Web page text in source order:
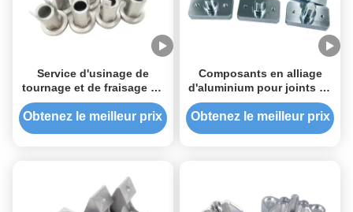
Service d'usinage de
tournage et de fraisage de
tour CNC
Obtenez le meilleur prix
Composants en alliage
d'aluminium pour joints de
robots industriels -
usinage CNC sur mesure à
Obtenez le meilleur prix